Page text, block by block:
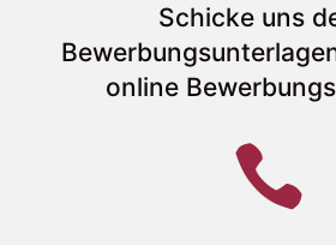
Schicke uns
online
